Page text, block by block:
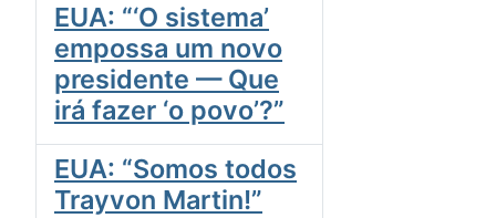
EUA: “‘O sistema’
empossa um novo
presidente — Que
irá fazer ‘o povo’?”
EUA: “Somos todos
Trayvon Martin!”